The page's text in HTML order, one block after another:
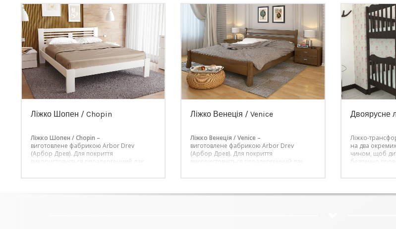
Ліжко Шопен / Chopin
Ліжко Шопен / Chopin –
виготовлене фабрикою Arbor Drev
(Арбор Древ). Для покриття
використовується гіпоалергенний лак
за стандартну комплектацію – 160 х 200
Ліжко Венеція / Venice
Ліжко Венеція / Venice –
виготовлене фабрикою Arbor Drev
(Арбор Древ). Для покриття
використовується гіпоалергенний лак
за стандартну комплектацію – 160 х 200
Двоярусне
Ліжко-
на два
чином, щоб
безпечно
Виготовлене з